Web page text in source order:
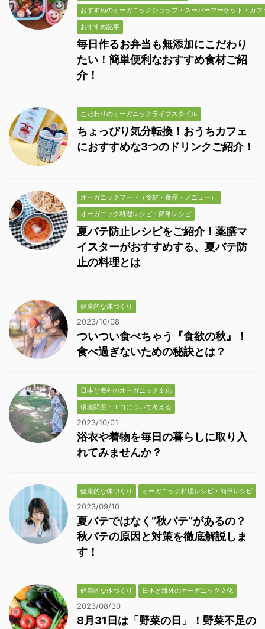
おすすめのオーガニックショップ・スーパーマーケット・カ
おすすめ記事
毎日作るお弁当も無添加にこだわり
たい！簡単便利なおすすめ食材ご紹
介！
こだわりのオーガニックライフスタイル
ちょっぴり気分転換！おうちカフェ
におすすめな3つのドリンクご紹介！
オーガニックフード（食材・食品・メニュー）
オーガニック料理レシピ・簡単レシピ
夏バテ防止レシピをご紹介！薬膳マ
イスターがおすすめする、夏バテ防
止の料理とは
健康的な体づくり
2023/10/08
ついつい食べちゃう『食欲の秋』！
食べ過ぎないための秘訣とは？
日本と海外のオーガニック文化
環境問題・エコについて考える
2023/10/01
浴衣や着物を毎日の暮らしに取り入
れてみませんか？
健康的な体づくり オーガニック料理レシピ・簡単レシピ
2023/09/10
夏バテではなく’’秋バテ’’があるの？
秋バテの原因と対策を徹底解説しま
す！
健康的な体づくり 日本と海外のオーガニック文化
2023/08/30
8月31日は「野菜の日」！野菜不足の